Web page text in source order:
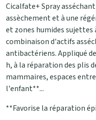
Cicalfate+ Spray
assèchement et à une
et zones humides sujettes
combinaison d'actifs
antibactériens. Appliqué
h, à la réparation des plis
mammaires, espaces
l'enfant**...
**Favorise la réparation